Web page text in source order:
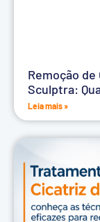
Remoção
Sculptra:
Leia mais »